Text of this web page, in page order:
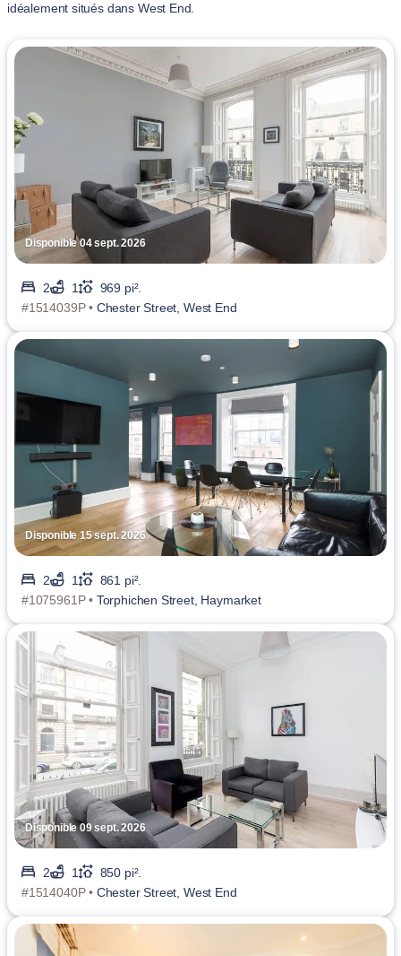
idéalement situés dans West End.
Disponible 04 sept. 2026
2 1
969 pi².
#1514039P • Chester Street, West End
Disponible 15 sept. 2026
2 1
861 pi².
#1075961P • Torphichen Street, Haymarket
Disponible 09 sept. 2026
2 1
850 pi².
#1514040P • Chester Street, West End